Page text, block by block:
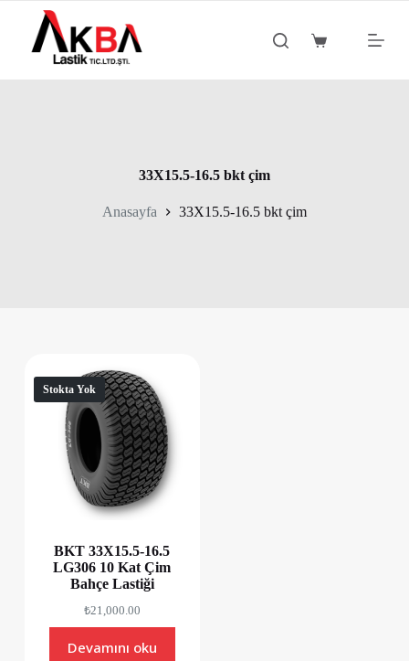
Shopping
33X15.5-16.5 bkt çim
Anasayfa 33X15.5-16.5 bkt çim
Stokta Yok
BKT 33X15.5-16.5
LG306 10 Kat Çim
Bahçe Lastiği
₺21,000.00
Devamını oku